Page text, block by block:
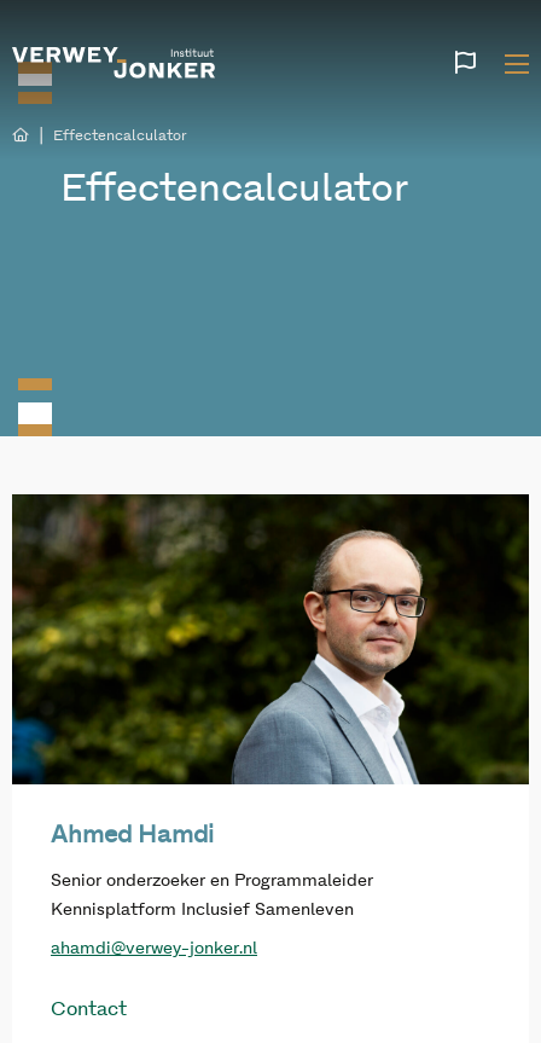
Effectencalculator
Effectencalculator
Ahmed Hamdi
Senior onderzoeker en Programmaleider
Kennisplatform Inclusief Samenleven
ahamdi@verwey-jonker.nl
Contact